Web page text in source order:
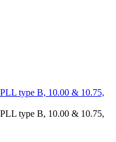
type B, 10.00 & 10.75,
type B, 10.00 & 10.75,